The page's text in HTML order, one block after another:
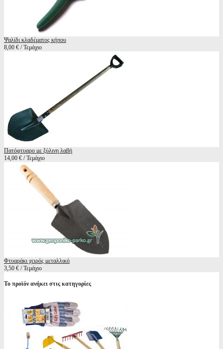
Ψαλίδι κλαδέματος κήπου
8,00 € / Τεμάχιο
Πατόφτυαρο με ξύλινη λαβή
14,00 € / Τεμάχιο
Φτυαράκι χειρός μεταλλικό
3,50 € / Τεμάχιο
Το προϊόν ανήκει στις κατηγορίες